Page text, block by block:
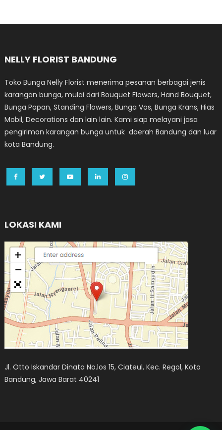
NELLY FLORIST BANDUNG
Toko Bunga Nelly Florist menerima pesanan berbagai jenis
karangan bunga, mulai dari Bouquet Flowers, Hand Bouquet,
Bunga Papan, Standing Flowers, Bunga Vas, Bunga Krans, Hias
Mobil, Decorations dan lain lain. Kami siap melayani jasa
pengiriman karangan bunga untuk daerah Bandung dan luar
kota Bandung.
LOKASI KAMI
Jl. Otto Iskandar Dinata No.los 15, Ciateul, Kec. Regol, Kota
Bandung, Jawa Barat 40241